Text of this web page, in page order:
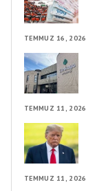
TEMMUZ 16, 2026
TEMMUZ 11, 2026
TEMMUZ 11, 2026